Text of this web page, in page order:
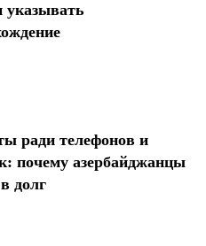
указывать
ради телефонов и
почему азербайджанцы
долг